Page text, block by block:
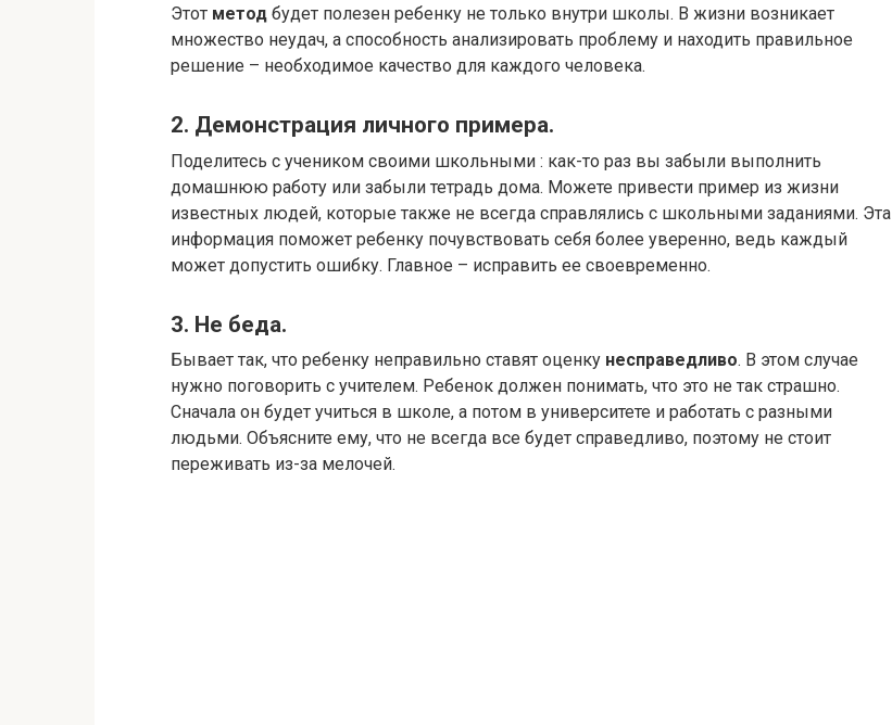
Этот метод будет полезен ребенку не только внутри школы. В жизни возникает
множество неудач, а способность анализировать проблему и находить правильное
решение – необходимое качество для каждого человека.
2. Демонстрация личного примера.
Поделитесь с учеником своими школьными : как-то раз вы забыли выполнить
домашнюю работу или забыли тетрадь дома. Можете привести пример из жизни
известных людей, которые также не всегда справлялись с школьными заданиями. Эта
информация поможет ребенку почувствовать себя более уверенно, ведь каждый
может допустить ошибку. Главное – исправить ее своевременно.
3. Не беда.
Бывает так, что ребенку неправильно ставят оценку несправедливо. В этом случае
нужно поговорить с учителем. Ребенок должен понимать, что это не так страшно.
Сначала он будет учиться в школе, а потом в университете и работать с разными
людьми. Объясните ему, что не всегда все будет справедливо, поэтому не стоит
переживать из-за мелочей.